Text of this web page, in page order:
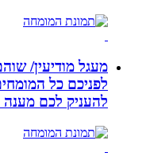
מעגל מודיעין/ שוהם
לפניכם כל המומחים
להעניק לכם מענה